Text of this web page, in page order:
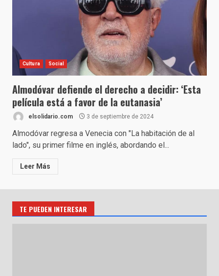
Cultura Social
Almodóvar defiende el derecho a decidir: ‘Esta
película está a favor de la eutanasia’
elsolidario.com 3 de septiembre de 2024
Almodóvar regresa a Venecia con "La habitación de al
lado", su primer filme en inglés, abordando el...
Leer Más
TE PUEDEN INTERESAR